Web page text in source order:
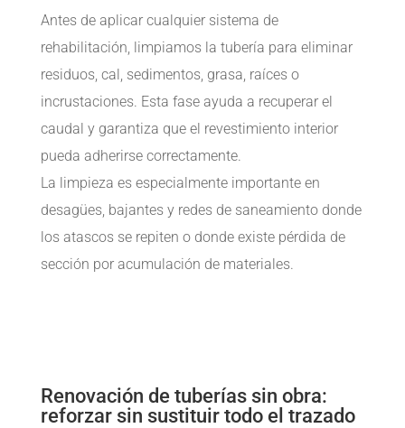
Antes de aplicar cualquier sistema de
rehabilitación, limpiamos la tubería para eliminar
residuos, cal, sedimentos, grasa, raíces o
incrustaciones. Esta fase ayuda a recuperar el
caudal y garantiza que el revestimiento interior
pueda adherirse correctamente.
La limpieza es especialmente importante en
desagües, bajantes y redes de saneamiento donde
los atascos se repiten o donde existe pérdida de
sección por acumulación de materiales.
Renovación de tuberías sin obra:
reforzar sin sustituir todo el trazado